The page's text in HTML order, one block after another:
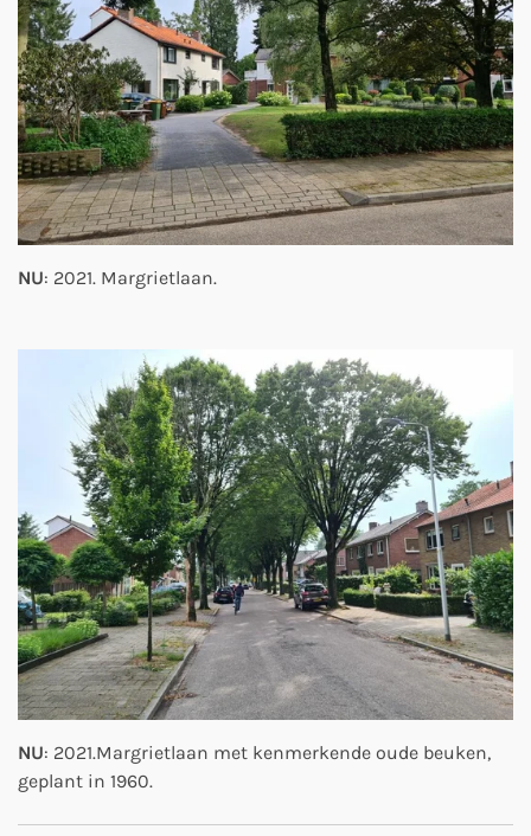
NU: 2021. Margrietlaan.
NU: 2021.Margrietlaan met kenmerkende oude beuken,
geplant in 1960.